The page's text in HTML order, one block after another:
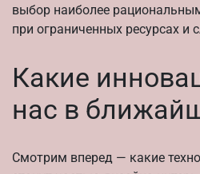
выбор наиболее
при ограниченных ресурсах и
Какие
нас в
Смотрим вперед — какие